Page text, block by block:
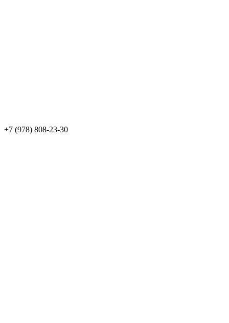
+7 (978) 808-23-30